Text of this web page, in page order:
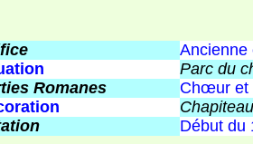
Ancienne
Parc du
Romanes
Chœur et
Début du